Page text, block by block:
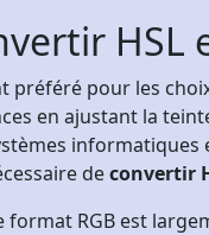
HSL
préféré pour les
en ajustant la
deconvertir
format RGB est